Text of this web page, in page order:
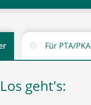
Für PTA/PKA
Los geht's: